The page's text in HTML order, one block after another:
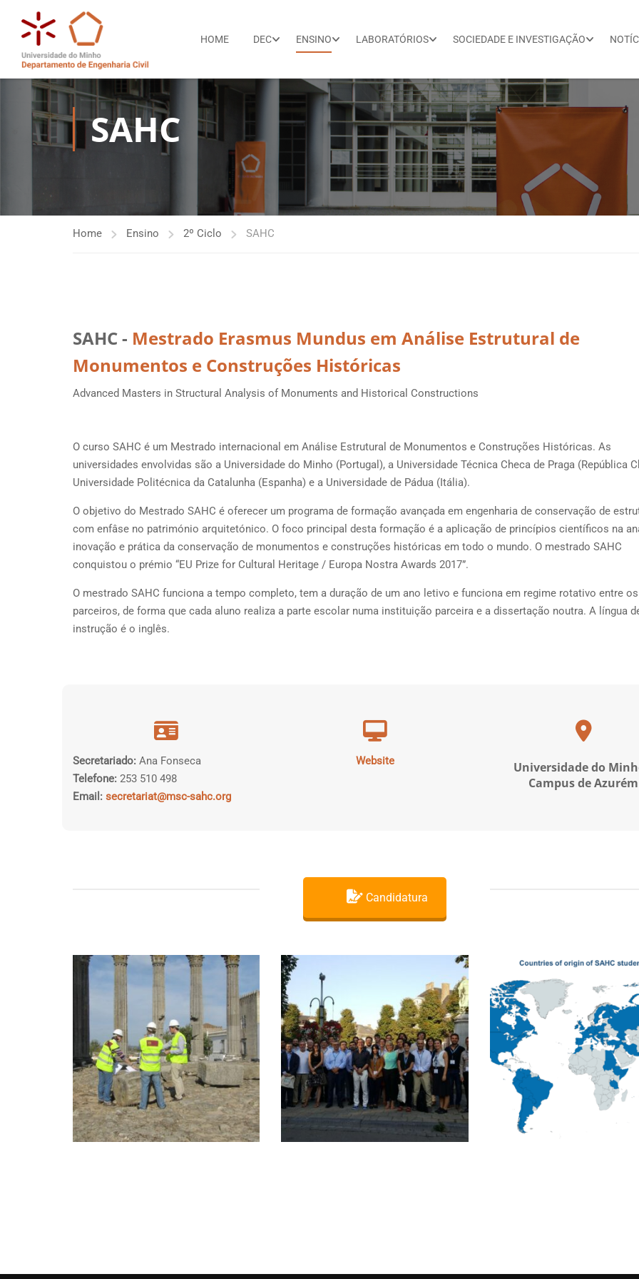
HOME DEC ENSINO LABORATÓRIOS SOCIEDADE E INVESTIGAÇÃO
SAHC
Home Ensino 2º Ciclo SAHC
SAHC - Mestrado Erasmus Mundus em Análise Estrutural de
Monumentos e Construções Históricas
Advanced Masters in Structural Analysis of Monuments and Historical Constructions
O curso SAHC é um Mestrado internacional em Análise Estrutural de Monumentos e Construções Históricas. As
universidades envolvidas são a Universidade do Minho (Portugal), a Universidade Técnica Checa de Praga (República
Universidade Politécnica da Catalunha (Espanha) e a Universidade de Pádua (Itália).
O objetivo do Mestrado SAHC é oferecer um programa de formação avançada em engenharia de conservação de
com enfâse no património arquitetónico. O foco principal desta formação é a aplicação de princípios científicos na
inovação e prática da conservação de monumentos e construções históricas em todo o mundo. O mestrado SAHC
conquistou o prémio “EU Prize for Cultural Heritage / Europa Nostra Awards 2017”.
O mestrado SAHC funciona a tempo completo, tem a duração de um ano letivo e funciona em regime rotativo entre os
parceiros, de forma que cada aluno realiza a parte escolar numa instituição parceira e a dissertação noutra. A língua
instrução é o inglês.
Secretariado: Ana Fonseca
Telefone: 253 510 498
Email: secretariat@msc-sahc.org
Website
Universidade do
Campus de Azurém
Candidatura